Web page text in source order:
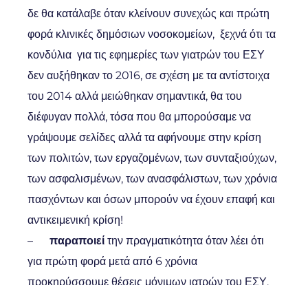
δε θα κατάλαβε όταν κλείνουν συνεχώς και πρώτη
φορά κλινικές δημόσιων νοσοκομείων, ξεχνά ότι τα
κονδύλια για τις εφημερίες των γιατρών του ΕΣΥ
δεν αυξήθηκαν το 2016, σε σχέση με τα αντίστοιχα
του 2014 αλλά μειώθηκαν σημαντικά, θα του
διέφυγαν πολλά, τόσα που θα μπορούσαμε να
γράψουμε σελίδες αλλά τα αφήνουμε στην κρίση
των πολιτών, των εργαζομένων, των συνταξιούχων,
των ασφαλισμένων, των ανασφάλιστων, των χρόνια
πασχόντων και όσων μπορούν να έχουν επαφή και
αντικειμενική κρίση!
– παραποιεί την πραγματικότητα όταν λέει ότι
για πρώτη φορά μετά από 6 χρόνια
προκηρύσσουμε θέσεις μόνιμων ιατρών του ΕΣΥ,